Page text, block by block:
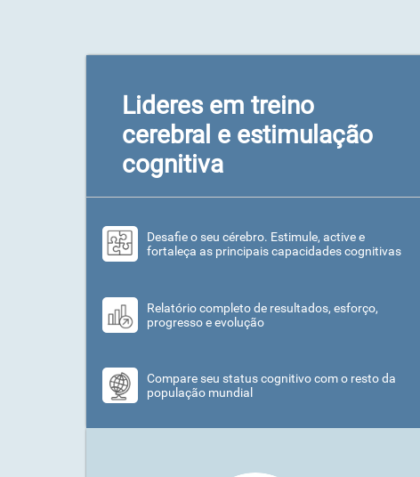
Lideres em treino
cerebral e estimulação
cognitiva
Desafie o seu cérebro. Estimule, active e
fortaleça as principais capacidades cognitivas
Relatório completo de resultados, esforço,
progresso e evolução
Compare seu status cognitivo com o resto da
população mundial